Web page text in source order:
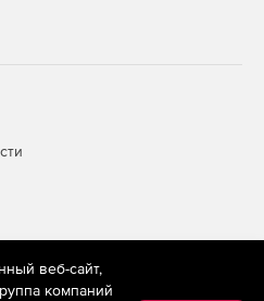
store.softline.ru применяются
веб-сайт,
компаний